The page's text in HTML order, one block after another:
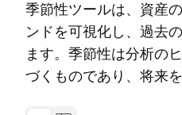
季節性ツールは、資産
ンドを可視化し、過去
ます。季節性は分析の
づくものであり、将来